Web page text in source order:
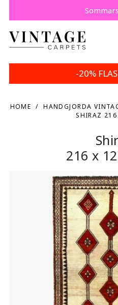
Spara 5 % |
Köp nu, betala
-20%
HOME HANDGJORDA
SHIRAZ
216 x